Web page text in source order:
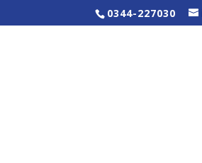
0344-227030